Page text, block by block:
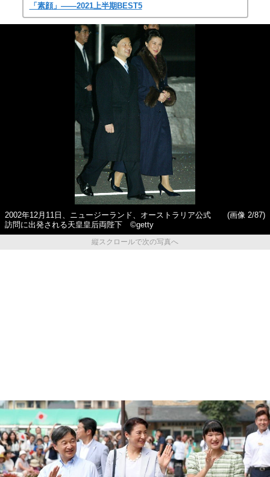
「素顔」――2021上半期BEST5
2002年12月11日、ニュージーランド、オーストラリア公式
訪問に出発される天皇皇后両陛下 ©getty
(画像 2/87)
縦スクロールで次の写真へ